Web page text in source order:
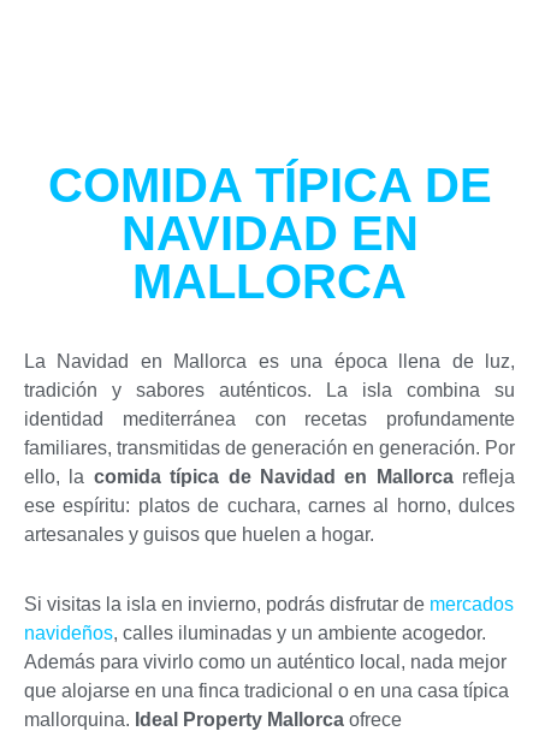
COMIDA TÍPICA DE
NAVIDAD EN
MALLORCA
La Navidad en Mallorca es una época llena de luz,
tradición y sabores auténticos. La isla combina su
identidad mediterránea con recetas profundamente
familiares, transmitidas de generación en generación. Por
ello, la comida típica de Navidad en Mallorcarefleja
ese espíritu: platos de cuchara, carnes al horno, dulces
artesanales y guisos que huelen a hogar.
Si visitas la isla en invierno, podrás disfrutar de mercados
navideños, calles iluminadas y un ambiente acogedor.
Además para vivirlo como un auténtico local, nada mejor
que alojarse en una finca tradicional o en una casa típica
mallorquina. Ideal Property Mallorca ofrece